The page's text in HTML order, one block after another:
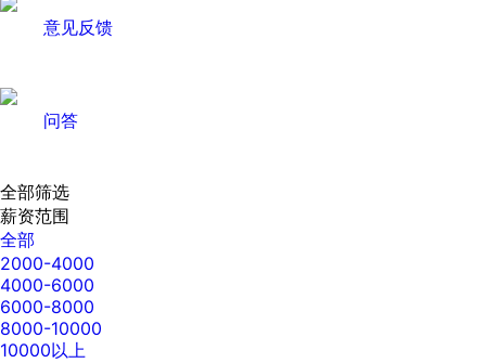
意见反馈
问答
全部筛选
薪资范围
全部
2000-4000
4000-6000
6000-8000
8000-10000
10000以上